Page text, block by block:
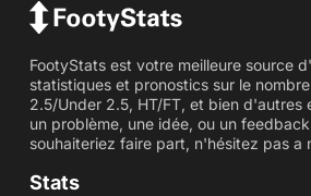
FootyStats est votre meilleure source
statistiques et pronostics sur le
2.5/Under 2.5, HT/FT, et bien d'autres
un problème, une idée, ou un
souhaiteriez faire part, n'hésitez pas a
Stats